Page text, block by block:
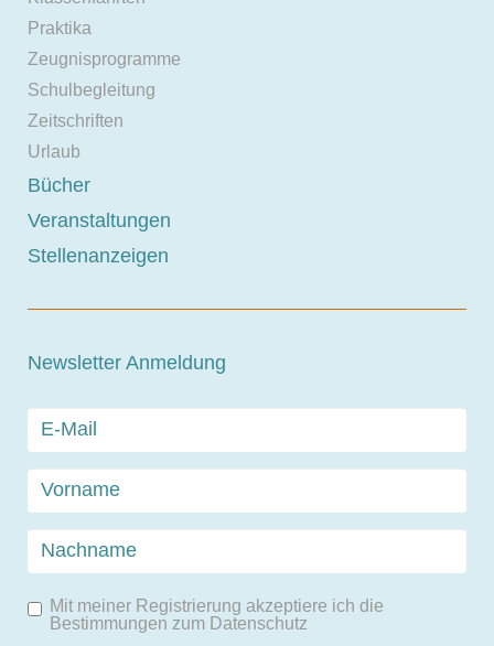
Praktika
Zeugnisprogramme
Schulbegleitung
Zeitschriften
Urlaub
Bücher
Veranstaltungen
Stellenanzeigen
Newsletter Anmeldung
Mit meiner Registrierung akzeptiere ich die
Bestimmungen zum Datenschutz